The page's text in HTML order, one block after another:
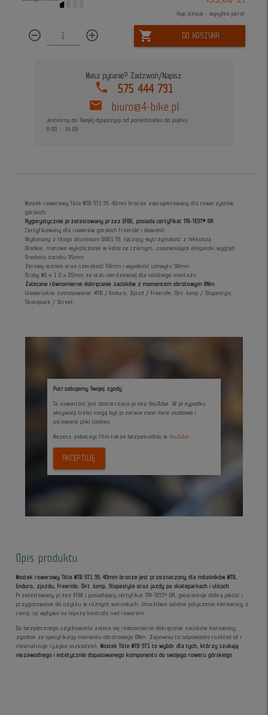
Kup dzisiaj - wysyłka jutro!
remove_circle_outline add_circle_outline shopping_cart DO KOSZYKA
Masz pytanie? Zadzwoń/Napisz
phone 575 444 731
mail biuro@4-bike.pl
Jesteśmy do Twojej dyspozycji od poniedziałku do piątku
8:00 - 16:00
Mostek rowerowy Title MTB ST1 35 40mm bronze zaprojektowany dla rowerzystów
górskich.
Rygorystycznie przetestowany przez EFBE, posiada certyfikat TRI-TEST® GR.
Certyfikowany dla rowerów górskich freeride i downhill.
Wykonany z litego aluminium 6061 T6, łączący wytrzymałość z lekkością.
Gładkie, matowe wykończenie w kolorze czarnym, zapewniające elegancki wygląd.
Średnica zacisku 35mm.
Zerowy wznios oraz szerokość 58mm i wysokość uchwytu 38mm.
Śruby M6 x 1.0 x 20mm ze stali nierdzewnej dla solidnego montażu.
Zalecane równomierne dokręcanie zacisków z momentem obrotowym 8Nm.
Uniwersalne zastosowanie: MTB / Enduro, Zjazd / Freeride, Dirt Jump / Slopestyle,
Skatepark / Street.
Potrzebujemy Twojej zgody
Ta zawartość jest dostarczana przez YouTube. W przypadku
aktywacji treści mogą być przetwarzane dane osobowe i
ustawiane pliki cookies.
Możesz zobaczyc film także bezpośrednio w YouTube
AKCEPTUJĘ
Opis produktu
Mostek rowerowy Title MTB ST1 35 40mm bronze jest przeznaczony dla miłośników MTB,
Enduro, zjazdu, Freeride, Dirt Jump, Slopestyle oraz jazdy po skateparkach i ulicach.
Przetestowany przez EFBE i posiadający certyfikat TRI-TEST® GR, gwarantuje dobrą jakość i
przygotowanie do użytku w różnych warunkach. Umożliwia solidne połączenie kierownicy z
ramą, co wpływa na lepszą kontrolę nad rowerem.
Do bezpiecznego użytkowania zaleca się równomierne dokręcanie zacisków kierownicy,
zgodnie ze specyfikacją momentu obrotowego 8Nm. Zapewnia to odpowiedni rozkład sił i
minimalizuje ryzyko uszkodzeń. Mostek Title MTB ST1 to wybór dla tych, którzy szukają
niezawodnego i estetycznie dopasowanego komponentu do swojego roweru górskiego.